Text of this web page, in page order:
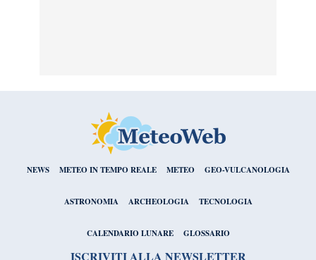
NEWS METEO IN TEMPO REALE METEO GEO-VULCANOLOGIA
ASTRONOMIA ARCHEOLOGIA TECNOLOGIA
CALENDARIO LUNARE GLOSSARIO
ISCRIVITI ALLA NEWSLETTER